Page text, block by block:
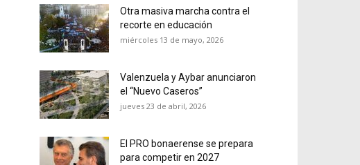
Otra masiva marcha contra el
recorte en educación
miércoles 13 de mayo, 2026
Valenzuela y Aybar anunciaron
el “Nuevo Caseros”
jueves 23 de abril, 2026
El PRO bonaerense se prepara
para competir en 2027